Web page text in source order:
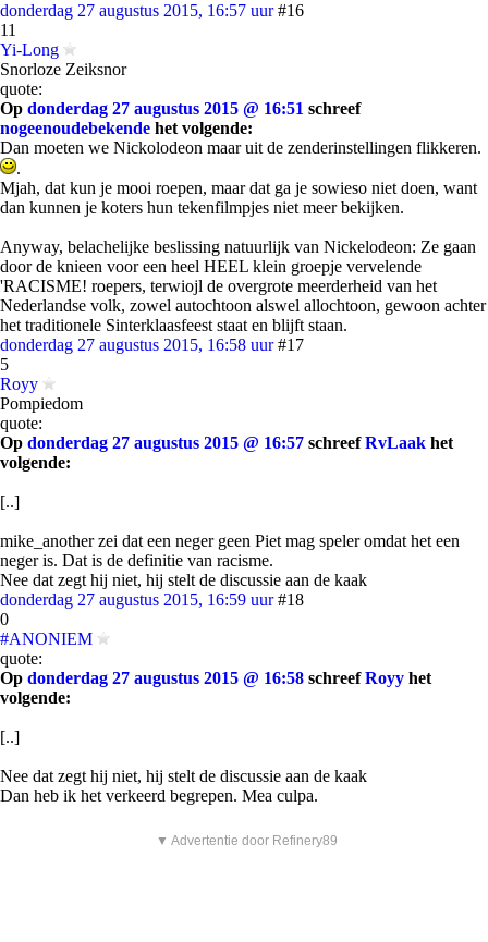
donderdag 27 augustus 2015, 16:57 uur #16
11
Yi-Long
Snorloze Zeiksnor
quote:
Op donderdag 27 augustus 2015 @ 16:51 schreef
nogeenoudebekende het volgende:
Dan moeten we Nickolodeon maar uit de zenderinstellingen flikkeren.
.
Mjah, dat kun je mooi roepen, maar dat ga je sowieso niet doen, want
dan kunnen je koters hun tekenfilmpjes niet meer bekijken.
Anyway, belachelijke beslissing natuurlijk van Nickelodeon: Ze gaan
door de knieen voor een heel HEEL klein groepje vervelende
'RACISME! roepers, terwiojl de overgrote meerderheid van het
Nederlandse volk, zowel autochtoon alswel allochtoon, gewoon achter
het traditionele Sinterklaasfeest staat en blijft staan.
donderdag 27 augustus 2015, 16:58 uur #17
5
Royy
Pompiedom
quote:
Op donderdag 27 augustus 2015 @ 16:57 schreefRvLaak het
volgende:
[..]
mike_another zei dat een neger geen Piet mag speler omdat het een
neger is. Dat is de definitie van racisme.
Nee dat zegt hij niet, hij stelt de discussie aan de kaak
donderdag 27 augustus 2015, 16:59 uur #18
0
#ANONIEM
quote:
Op donderdag 27 augustus 2015 @ 16:58 schreefRoyy het
volgende:
[..]
Nee dat zegt hij niet, hij stelt de discussie aan de kaak
Dan heb ik het verkeerd begrepen. Mea culpa.
▼ Advertentie door Refinery89